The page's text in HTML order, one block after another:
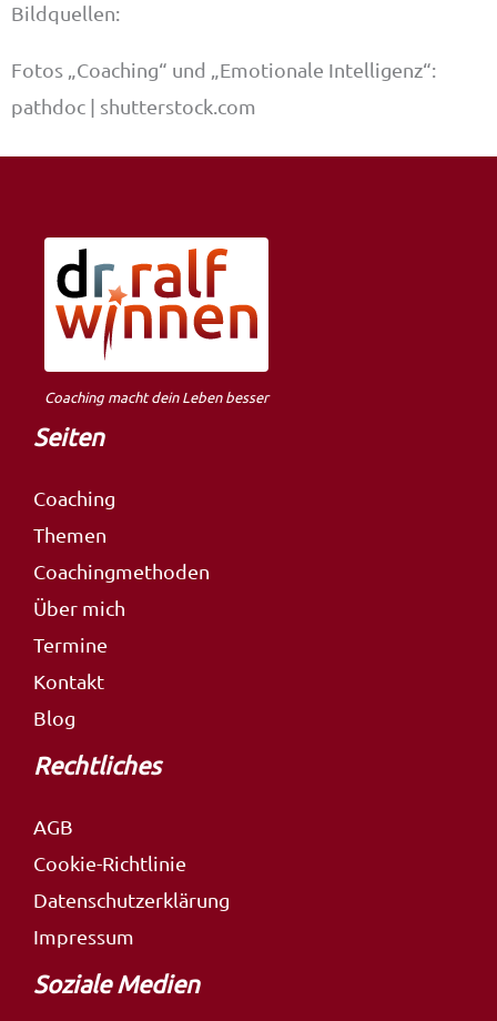
Bildquellen:
Fotos „Coaching“ und „Emotionale Intelligenz“:
pathdoc | shutterstock.com
Coaching macht dein Leben besser
Seiten
Coaching
Themen
Coachingmethoden
Über mich
Termine
Kontakt
Blog
Rechtliches
AGB
Cookie-Richtlinie
Datenschutzerklärung
Impressum
Soziale Medien